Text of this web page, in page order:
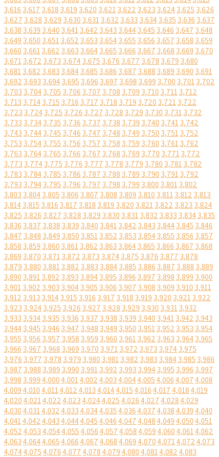
3,616 3,617 3,618 3,619 3,620 3,6213,622 3,623 3,6243,625 3,626
3,627 3,628 3,629 3,630 3,6313,632 3,633 3,6343,635 3,636 3,637
3,638 3,639 3,640 3,6413,642 3,643 3,6443,645 3,646 3,647 3,648
3,649 3,650 3,6513,652 3,653 3,6543,655 3,656 3,657 3,658 3,659
3,660 3,6613,662 3,663 3,6643,665 3,666 3,667 3,668 3,669 3,670
3,6713,672 3,673 3,6743,675 3,676 3,677 3,678 3,679 3,680
3,6813,682 3,683 3,6843,685 3,686 3,687 3,688 3,689 3,690 3,691
3,692 3,693 3,6943,695 3,696 3,697 3,698 3,699 3,700 3,7013,702
3,703 3,7043,705 3,706 3,707 3,708 3,709 3,710 3,7113,712
3,713 3,7143,715 3,716 3,717 3,718 3,719 3,720 3,7213,722
3,723 3,7243,725 3,726 3,727 3,728 3,729 3,730 3,7313,732
3,733 3,7343,735 3,736 3,737 3,738 3,739 3,740 3,7413,742
3,743 3,7443,745 3,746 3,747 3,748 3,749 3,750 3,7513,752
3,753 3,7543,755 3,756 3,757 3,758 3,759 3,760 3,7613,762
3,763 3,7643,765 3,766 3,767 3,768 3,769 3,770 3,7713,772
3,773 3,7743,775 3,776 3,777 3,778 3,779 3,780 3,7813,782
3,783 3,7843,785 3,786 3,787 3,788 3,789 3,790 3,7913,792
3,793 3,7943,795 3,796 3,797 3,798 3,799 3,800 3,8013,802
3,803 3,8043,805 3,806 3,807 3,808 3,809 3,810 3,8113,812 3,813
3,8143,815 3,816 3,817 3,818 3,819 3,820 3,8213,822 3,823 3,824
3,825 3,826 3,827 3,828 3,829 3,830 3,8313,832 3,833 3,8343,835
3,836 3,837 3,838 3,839 3,840 3,8413,842 3,843 3,8443,845 3,846
3,847 3,848 3,849 3,850 3,8513,852 3,853 3,8543,855 3,856 3,857
3,858 3,859 3,860 3,8613,862 3,863 3,8643,865 3,866 3,867 3,868
3,869 3,870 3,8713,872 3,873 3,8743,875 3,876 3,877 3,878
3,879 3,880 3,8813,882 3,883 3,8843,885 3,886 3,887 3,888 3,889
3,890 3,8913,892 3,893 3,8943,895 3,896 3,897 3,898 3,899 3,900
3,9013,902 3,903 3,9043,905 3,906 3,907 3,908 3,909 3,910 3,911
3,912 3,913 3,9143,915 3,916 3,917 3,918 3,919 3,920 3,9213,922
3,923 3,9243,925 3,926 3,927 3,928 3,929 3,930 3,9313,932
3,933 3,9343,935 3,936 3,937 3,938 3,939 3,940 3,9413,942 3,943
3,9443,945 3,946 3,947 3,948 3,949 3,950 3,9513,952 3,953 3,954
3,955 3,956 3,957 3,958 3,959 3,960 3,9613,962 3,963 3,9643,965
3,966 3,967 3,968 3,969 3,970 3,9713,972 3,973 3,9743,975
3,976 3,977 3,978 3,979 3,980 3,9813,982 3,983 3,9843,985 3,986
3,987 3,988 3,989 3,990 3,9913,992 3,993 3,9943,995 3,996 3,997
3,998 3,9994,0004,0014,0024,0034,0044,0054,0064,0074,008
4,0094,0104,0114,0124,0134,0144,0154,0164,0174,0184,019
4,0204,0214,0224,0234,0244,0254,0264,0274,0284,029
4,0304,0314,0324,0334,0344,0354,0364,0374,0384,0394,040
4,0414,0424,0434,0444,0454,0464,0474,0484,0494,0504,051
4,0524,0534,0544,0554,0564,0574,0584,0594,0604,0614,062
4,0634,0644,0654,0664,0674,0684,0694,0704,0714,0724,073
4,0744,0754,0764,0774,0784,0794,0804,0814,0824,083